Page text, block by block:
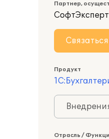
Партнер,
СофтЭксперт
Связаться
Продукт
Отрасль /